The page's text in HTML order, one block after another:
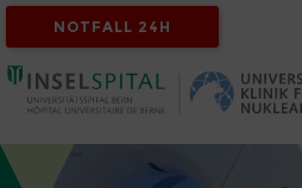
NOTFALL 24H